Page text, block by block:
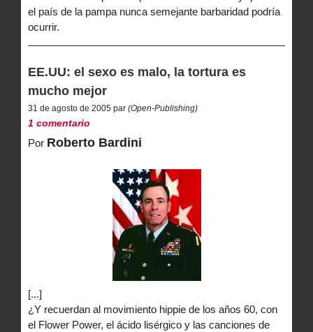
el país de la pampa nunca semejante barbaridad podría
ocurrir.
EE.UU: el sexo es malo, la tortura es
mucho mejor
31 de agosto de 2005 par (Open-Publishing)
1 comentario
Por Roberto Bardini
[...]
¿Y recuerdan al movimiento hippie de los años 60, con
el Flower Power, el ácido lisérgico y las canciones de